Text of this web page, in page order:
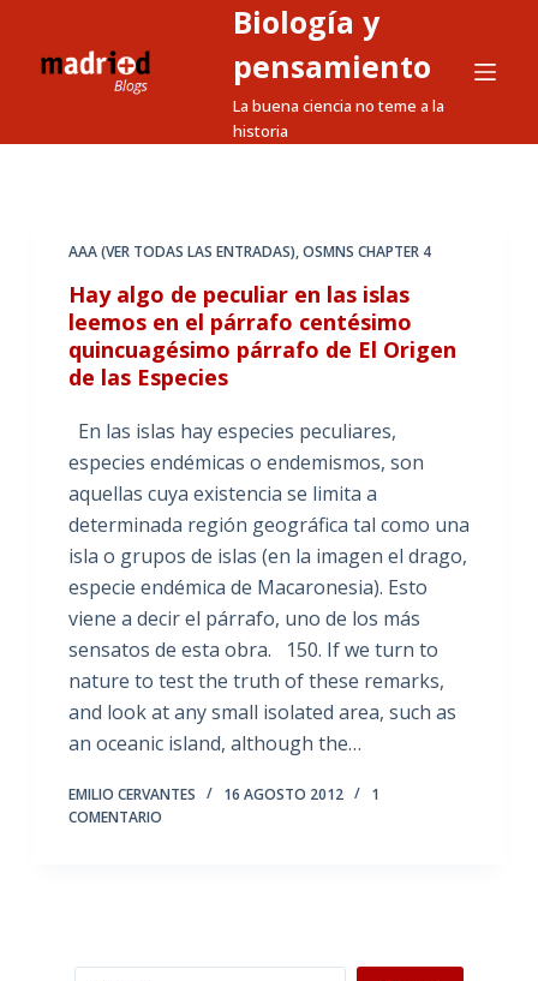
a
Biología y
pensamiento
La buena ciencia no teme a la
historia
AAA (VER TODAS LAS ENTRADAS),OSMNS CHAPTER 4
Hay algo de peculiar en las islas
leemos en el párrafo centésimo
quincuagésimo párrafo de El Origen
de las Especies
En las islas hay especies peculiares,
especies endémicas o endemismos, son
aquellas cuya existencia se limita a
determinada región geográfica tal como una
isla o grupos de islas (en la imagen el drago,
especie endémica de Macaronesia). Esto
viene a decir el párrafo, uno de los más
sensatos de esta obra. 150. If we turn to
nature to test the truth of these remarks,
and look at any small isolated area, such as
an oceanic island, although the…
EMILIO CERVANTES 16 AGOSTO 2012
1
COMENTARIO